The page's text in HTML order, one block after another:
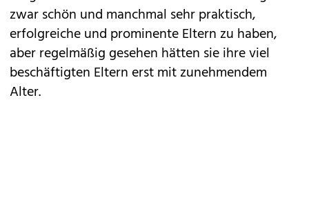
zwar schön und manchmal sehr praktisch,
erfolgreiche und prominente Eltern zu haben,
aber regelmäßig gesehen hätten sie ihre viel
beschäftigten Eltern erst mit zunehmendem
Alter.